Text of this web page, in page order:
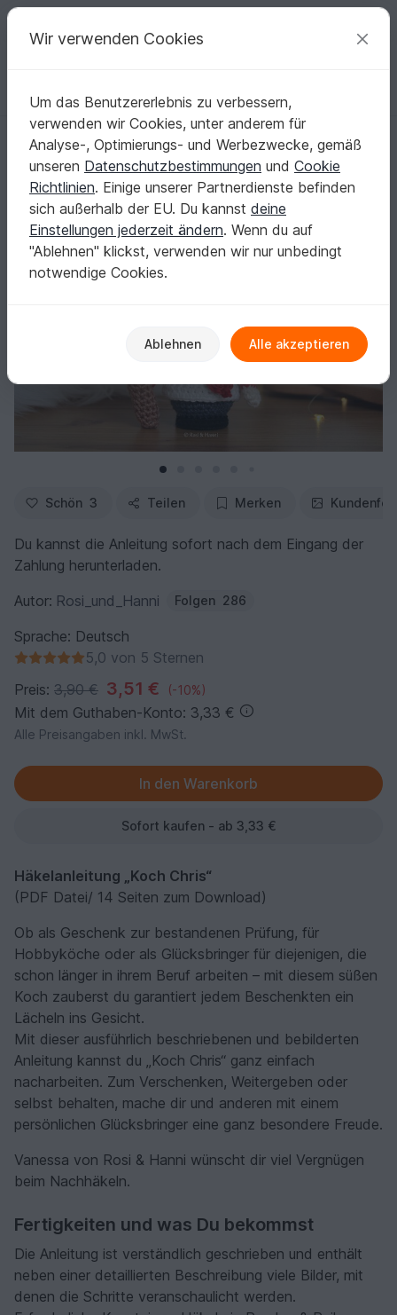
Deine kreativen Ideen
Deutsch | € (EUR) einloggen Kostenlos registrieren
Startseite Häkeln Amigurumi Puppen
Häkelanleitung Koch Chris
Häkelanleitung Koch Chris
Schön 3 Teilen Merken
Du kannst die Anleitung sofort nach dem Eingang der
Zahlung herunterladen.
Autor: Rosi_und_Hanni Folgen 286
Sprache: Deutsch
5,0 von 5 Sternen
Preis: 3,90 € 3,51 € (-10%)
Mit dem Guthaben-Konto: 3,33 €
Alle Preisangaben inkl. MwSt.
Sofort kaufen - ab 3,33 €
Häkelanleitung „Koch Chris“
(PDF Datei/ 14 Seiten zum Download)
Ob als Geschenk zur bestandenen Prüfung, für
Hobbyköche oder als Glücksbringer für diejenigen, die
schon länger in ihrem Beruf arbeiten – mit diesem süßen
Koch zauberst du garantiert jedem Beschenkten ein
Lächeln ins Gesicht.
Mit dieser ausführlich beschriebenen und bebilderten
Anleitung kannst du „Koch Chris“ ganz einfach
nacharbeiten. Zum Verschenken, Weitergeben oder
selbst behalten, mache dir und anderen mit einem
persönlichen Glücksbringer eine ganz besondere Freude.
Vanessa von Rosi & Hanni wünscht dir viel Vergnügen
beim Nachhäkeln.
Fertigkeiten und was Du bekommst
Die Anleitung ist verständlich geschrieben und enthält
neben einer detaillierten Beschreibung viele Bilder, mit
denen die Schritte veranschaulicht werden.
Wir verwenden Cookies
Um das Benutzererlebnis zu verbessern,
verwenden wir Cookies, unter anderem für
Analyse-, Optimierungs- und Werbezwecke, gemäß
unseren Datenschutzbestimmungen und Cookie
Richtlinien. Einige unserer Partnerdienste befinden
sich außerhalb der EU. Du kannst deine
Einstellungen jederzeit ändern. Wenn du auf
"Ablehnen" klickst, verwenden wir nur unbedingt
notwendige Cookies.
Ablehnen Alle akzeptieren